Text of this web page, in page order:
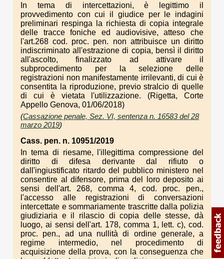
In tema di intercettazioni, è legittimo il
provvedimento con cui il giudice per le indagini
preliminari respinga la richiesta di copia integrale
delle tracce foniche ed audiovisive, atteso che
l'art.268 cod. proc. pen. non attribuisce un diritto
indiscriminato all'estrazione di copia, bensì il diritto
all'ascolto, finalizzato ad attivare il
subprocedimento per la selezione delle
registrazioni non manifestamente irrilevanti, di cui è
consentita la riproduzione, previo stralcio di quelle
di cui è vietata l'utilizzazione. (Rigetta, Corte
Appello Genova, 01/06/2018)
(Cassazione penale, Sez. VI, sentenza n. 16583 del 28
marzo 2019)
Cass. pen. n. 10951/2019
In tema di riesame, l'illegittima compressione del
diritto di difesa derivante dal rifiuto o
dall'ingiustificato ritardo del pubblico ministero nel
consentire al difensore, prima del loro deposito ai
sensi dell'art. 268, comma 4, cod. proc. pen.,
l'accesso alle registrazioni di conversazioni
intercettate e sommariamente trascritte dalla polizia
giudiziaria e il rilascio di copia delle stesse, dà
luogo, ai sensi dell'art. 178, comma 1, lett. c), cod.
proc. pen., ad una nullità di ordine generale, a
regime intermedio, nel procedimento di
acquisizione della prova, con la conseguenza che